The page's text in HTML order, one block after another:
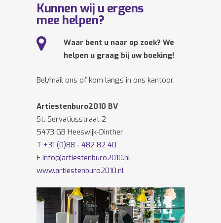
Kunnen wij u ergens
mee helpen?
Waar bent u naar op zoek? We
helpen u graag bij uw boeking!
Bel/mail ons of kom langs in ons kantoor.
Artiestenburo2010 BV
St. Servatiusstraat 2
5473 GB Heeswijk-Dinther
T +31 (0)88 - 482 82 40
E info@artiestenburo2010.nl
www.artiestenburo2010.nl
Volg ons ook opFacebookenTwitter